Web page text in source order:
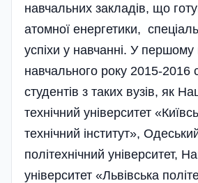
навчальних закладів, що
атомної енергетики,
успіхи у навчанні. У першому
навчального року 2015-2016
студентів з таких вузів, як
технічний університет
технічний інститут»,
політехнічний університет,
університет «Львівська